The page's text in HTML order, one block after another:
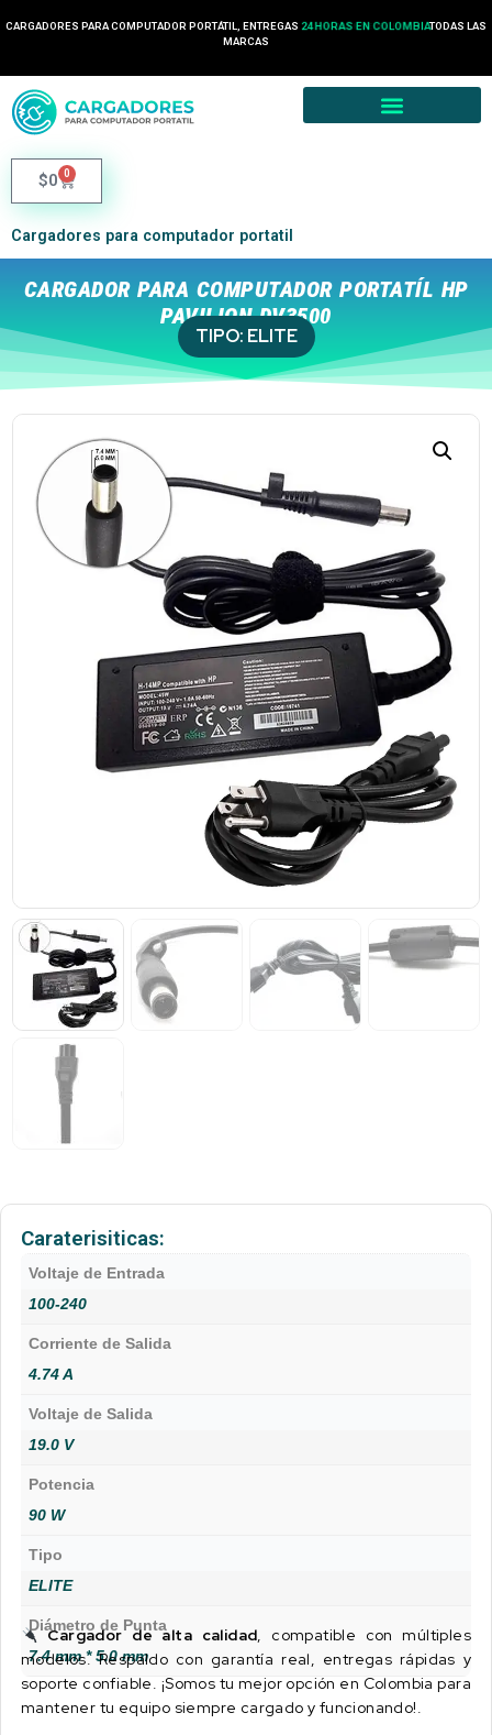
CARGADORES PARA COMPUTADOR PORTÁTIL, ENTREGAS 24 HORAS EN COLOMBIATODAS LAS
MARCAS
$0 0
Cargadores para computador portatil
CARGADOR PARA COMPUTADOR PORTATÍL HP
PAVILION DV3500
TIPO: ELITE
Caraterisiticas:
Voltaje de Entrada
100-240
Corriente de Salida
4.74 A
Voltaje de Salida
19.0 V
Potencia
90 W
Tipo
ELITE
Diámetro de Punta
7.4 mm * 5.0 mm
Cargador de alta calidad, compatible con múltiples
modelos. Respaldo con garantía real, entregas rápidas y
soporte confiable. ¡Somos tu mejor opción en Colombia para
mantener tu equipo siempre cargado y funcionando!.